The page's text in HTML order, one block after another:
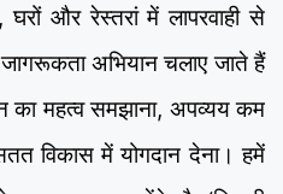
घरों और रेस्तरां में लापरवाही से
अभियान चलाए जाते हैं
का महत्व समझाना, अपव्यय कम
विकास में योगदान देना। हमें